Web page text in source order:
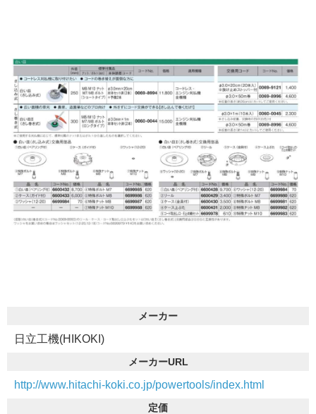
メーカー
日立工機(HIKOKI)
メーカーURL
http://www.hitachi-koki.co.jp/powertools/index.html
定価